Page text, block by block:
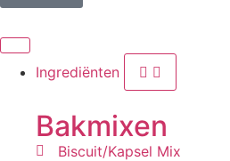
Ingrediënten
Bakmixen
Biscuit/Kapsel Mix